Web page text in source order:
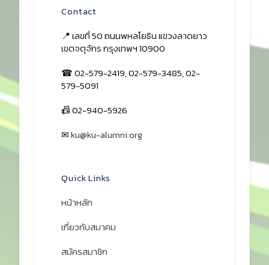
Contact
📍 เลขที่ 50 ถนนพหลโยธิน แขวงลาดยาว
เขตจตุจักร กรุงเทพฯ 10900
☎ 02-579-2419, 02-579-3485, 02-
579-5091
📠 02-940-5926
✉ku@ku-alumni.org
Quick Links
หน้าหลัก
เกี่ยวกับสมาคม
สมัครสมาชิก